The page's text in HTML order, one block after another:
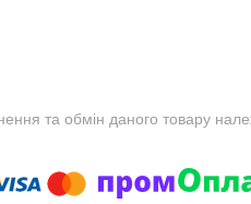
та обмін даного товару